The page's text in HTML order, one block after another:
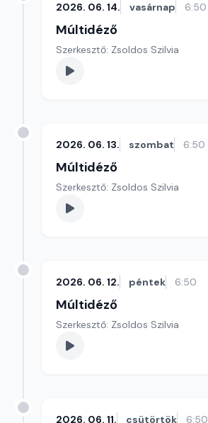
2026. 06. 14. vasárnap 6:50
Múltidéző
Szerkesztő: Zsoldos Szilvia
2026. 06. 13. szombat 6:50
Múltidéző
Szerkesztő: Zsoldos Szilvia
2026. 06. 12. péntek 6:50
Múltidéző
Szerkesztő: Zsoldos Szilvia
2026. 06. 11. csütörtök 6:50